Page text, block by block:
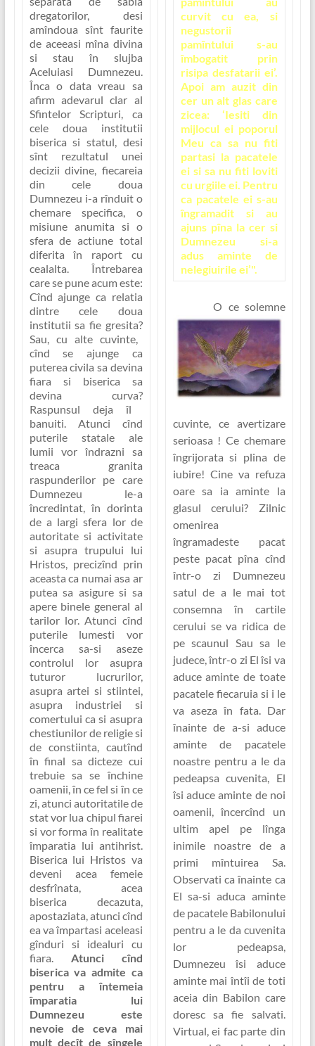
dregatorilor, desi
amîndoua sînt faurite
de aceeasi mîna divina
si stau în slujba
Aceluiasi Dumnezeu.
Înca o data vreau sa
afirm adevarul clar al
Sfintelor Scripturi, ca
cele doua institutii
biserica sistatul, desi
sînt rezultatul unei
decizii divine, fiecareia
din cele doua
Dumnezeu i-a rînduit o
chemare specifica, o
misiune anumita si o
sfera de actiune total
diferita în raport cu
cealalta. Întrebarea
care se pune acum este:
Cînd ajunge ca relatia
dintre cele doua
institutii sa fie gresita?
Sau, cu alte cuvinte,
cînd se ajunge ca
puterea civila sa devina
fiara si biserica sa
devina curva?
Raspunsul deja îl
banuiti. Atunci cînd
puterile statale ale
lumii vor îndrazni sa
treaca granita
raspunderilor pe care
Dumnezeu le-a
încredintat, în dorinta
de a largi sfera lor de
autoritate si activitate
si asupra trupului lui
Hristos, precizînd prin
aceasta ca numai asa ar
putea sa asigure si sa
apere binele general al
tarilor lor. Atunci cînd
puterile lumesti vor
încerca sa-si aseze
controlul lor asupra
tuturor lucrurilor,
asupra artei si stiintei,
asupra industriei si
comertului ca si asupra
chestiunilor de religie si
de constiinta, cautînd
în final sa dicteze cui
trebuie sa se închine
oamenii, în ce fel si în ce
zi, atunci autoritatile de
stat vor lua chipul fiarei
si vor forma în realitate
împaratia lui antihrist.
Biserica lui Hristos va
deveni acea femeie
desfrînata, acea
biserica decazuta,
apostaziata, atunci cînd
ea va împartasi aceleasi
gînduri si idealuri cu
fiara. Atunci cînd
biserica va admite ca
pentru a întemeia
împaratia lui
Dumnezeu este
nevoie de ceva mai
mult decît de sîngele
curvit cu ea, si
negustorii
pamîntului s-au
îmbogatit prin
risipa desfatarii ei’.
Apoi am auzit din
cer un alt glas care
zicea: ‘Iesiti din
mijlocul ei poporul
Meu ca sa nu fiti
partasi la pacatele
ei si sa nu fiti loviti
cu urgiile ei. Pentru
ca pacatele ei s-au
îngramadit si au
ajuns pîna la cer si
Dumnezeu si-a
adus aminte de
nelegiuirile ei’".
O ce solemne
cuvinte, ce avertizare
serioasa ! Ce chemare
îngrijorata si plina de
iubire! Cine va refuza
oare sa ia aminte la
glasul cerului? Zilnic
omenirea
îngramadeste pacat
peste pacat pîna cînd
într-o zi Dumnezeu
satul de a le mai tot
consemna în cartile
cerului se va ridica de
pe scaunul Sau sa le
judece, într-o zi El îsi va
aduce aminte de toate
pacatele fiecaruia si i le
va aseza în fata. Dar
înainte de a-si aduce
aminte de pacatele
noastre pentru a le da
pedeapsa cuvenita, El
îsi aduce aminte de noi
oamenii, încercînd un
ultim apel pe lînga
inimile noastre de a
primi mîntuirea Sa.
Observati ca înainte ca
El sa-si aduca aminte
de pacatele Babilonului
pentru a le da cuvenita
lor pedeapsa,
Dumnezeu îsi aduce
aminte mai întîi de toti
aceia din Babilon care
doresc sa fie salvati.
Virtual, ei fac parte din